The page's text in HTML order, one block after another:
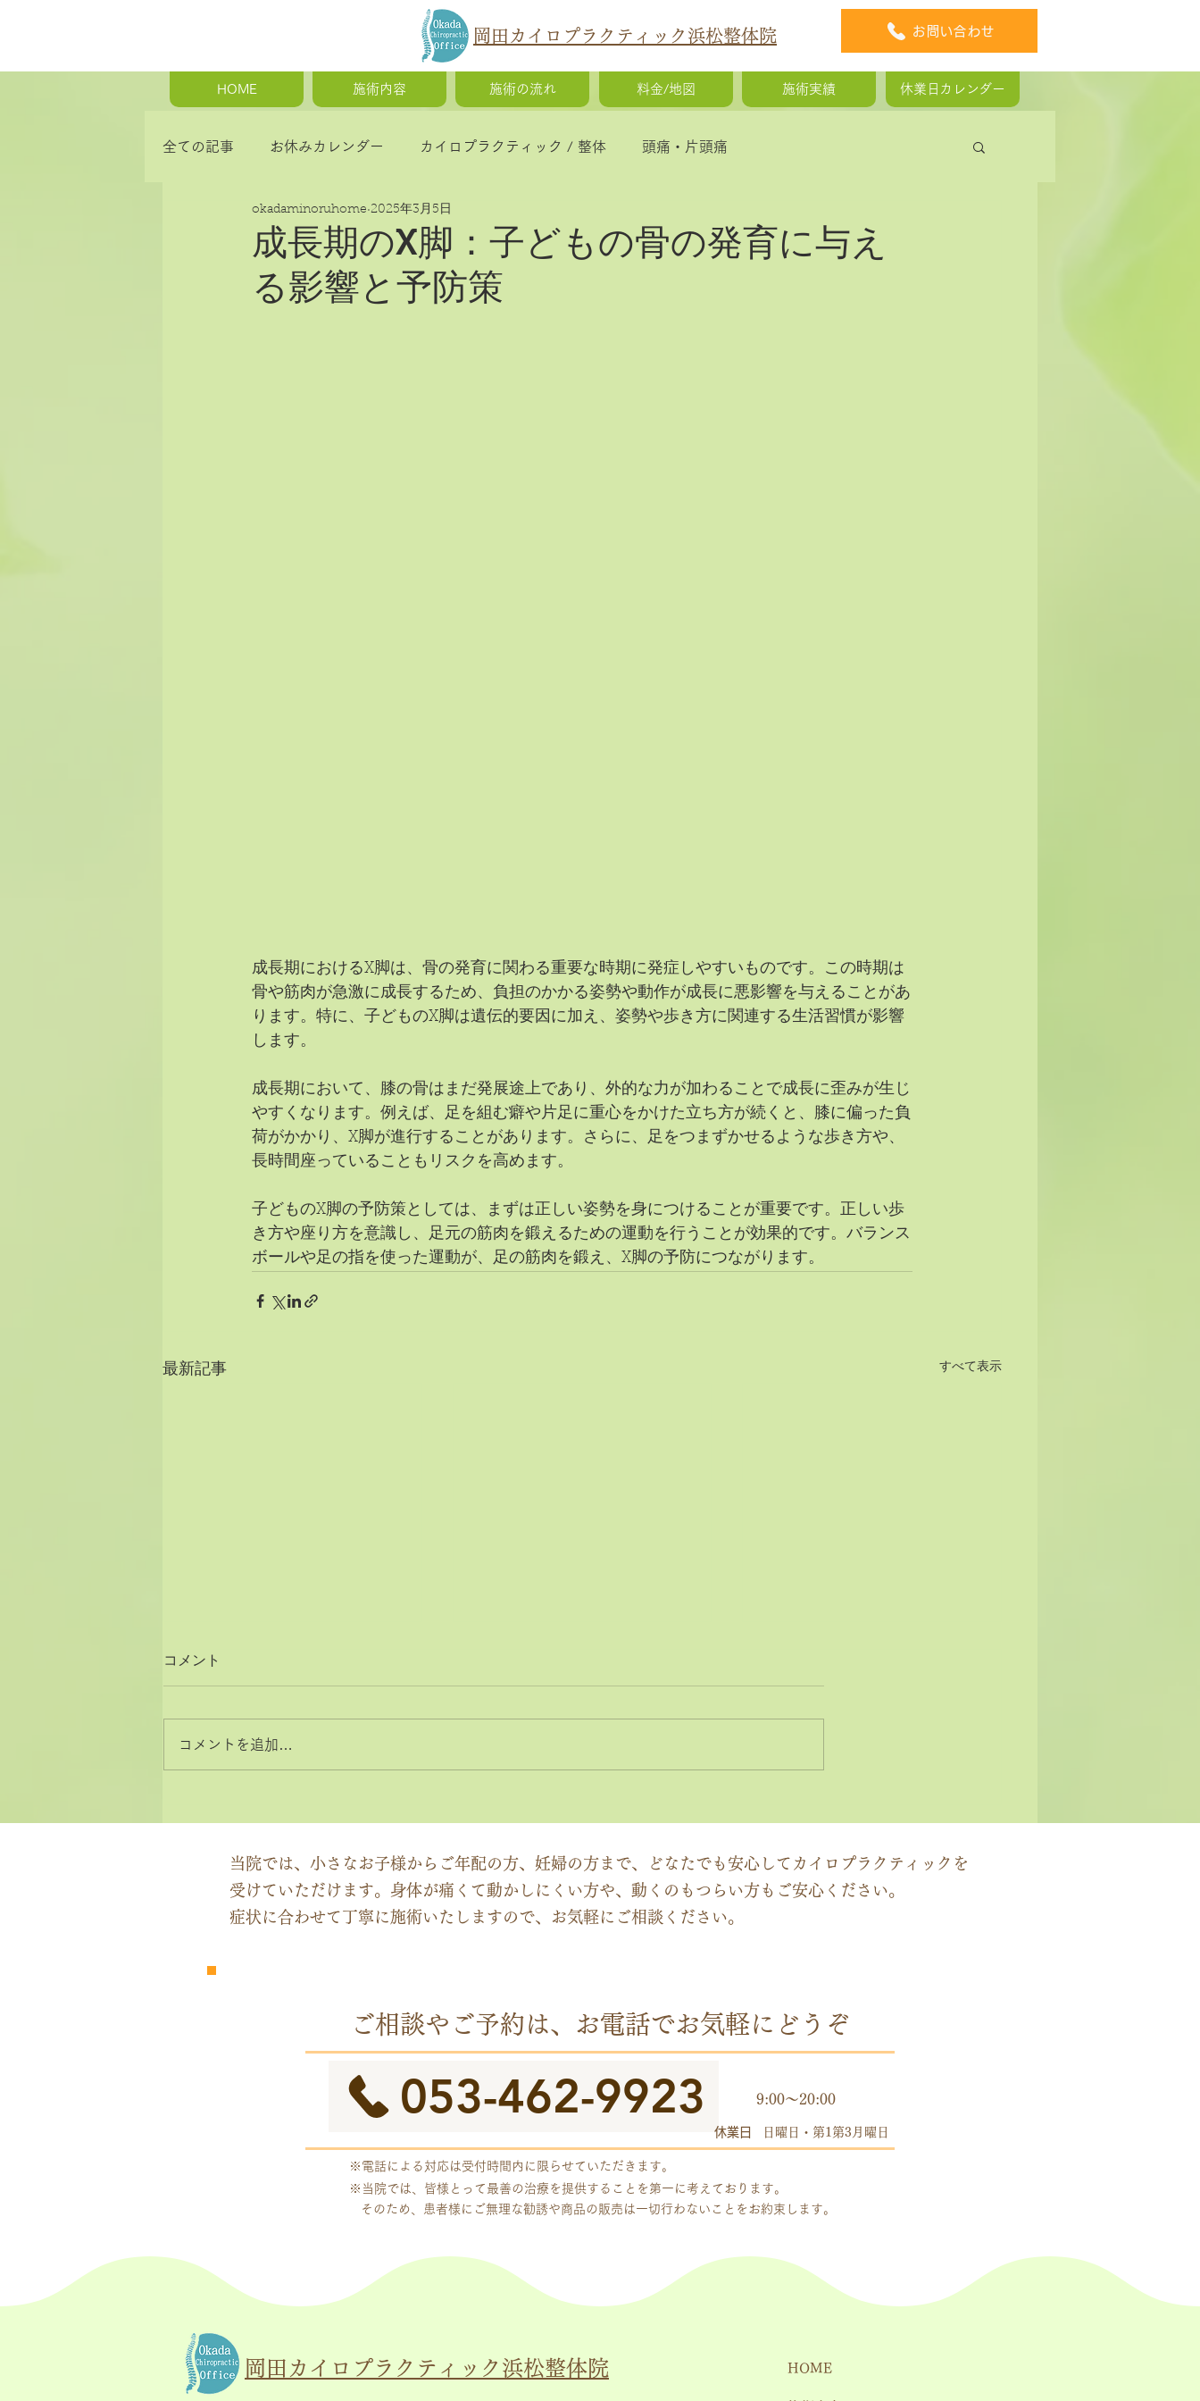
岡田カイロプラクティック浜松整体院 お問い合わせ
HOME 施術内容 施術の流れ 料金/地図 施術実績 休業日カレンダー
全ての記事 お休みカレンダー カイロプラクティック / 整体 頭痛・片頭痛
首の痛み・肩こり・背中の痛み 猫背・側弯症・姿勢の歪み
骨盤矯正・産後の骨盤矯正 慢性疲労・体調不良
成長期のX脚：子どもの骨の発育に与え
る影響と予防策
okadaminoruhome 2025年3月5日
成長期におけるX脚は、骨の発育に関わる重要な時期に発症しやすいものです。この時期は
骨や筋肉が急激に成長するため、負担のかかる姿勢や動作が成長に悪影響を与えることがあ
ります。特に、子どものX脚は遺伝的要因に加え、姿勢や歩き方に関連する生活習慣が影響
します。
成長期において、膝の骨はまだ発展途上であり、外的な力が加わることで成長に歪みが生じ
やすくなります。例えば、足を組む癖や片足に重心をかけた立ち方が続くと、膝に偏った負
荷がかかり、X脚が進行することがあります。さらに、足をつまずかせるような歩き方や、
長時間座っていることもリスクを高めます。
子どものX脚の予防策としては、まずは正しい姿勢を身につけることが重要です。正しい歩
き方や座り方を意識し、足元の筋肉を鍛えるための運動を行うことが効果的です。バランス
ボールや足の指を使った運動が、足の筋肉を鍛え、X脚の予防につながります。
最新記事 すべて表示
レンダー
脳のコミュニケーションを円
ーチする」カイロプラクティ
コメント
コメントを追加…
当院では、小さなお子様からご年配の方、妊婦の方まで、どなたでも安心してカイロプラクティックを
受けていただけます。身体が痛くて動かしにくい方や、動くのもつらい方もご安心ください。
症状に合わせて丁寧に施術いたしますので、お気軽にご相談ください。
ご相談やご予約は、お電話でお気軽にどうぞ
053-462-9923 9:00～20:00
休業日 日曜日・第1第3月曜日
※電話による対応は受付時間内に限らせていただきます。
※当院では、皆様とって最善の治療を提供することを第一に考えております。
そのため、患者様にご無理な勧誘や商品の販売は一切行わないことをお約束します。
岡田カイロプラクティック浜松整体院 HOME